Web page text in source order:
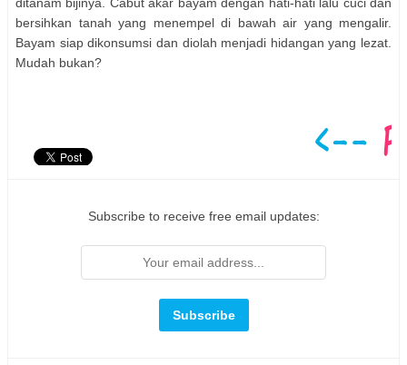
bersihkan tanah yang menempel di bawah air yang mengalir.
Bayam siap dikonsumsi dan diolah menjadi hidangan yang lezat.
Mudah bukan?
Subscribe to receive free email updates: